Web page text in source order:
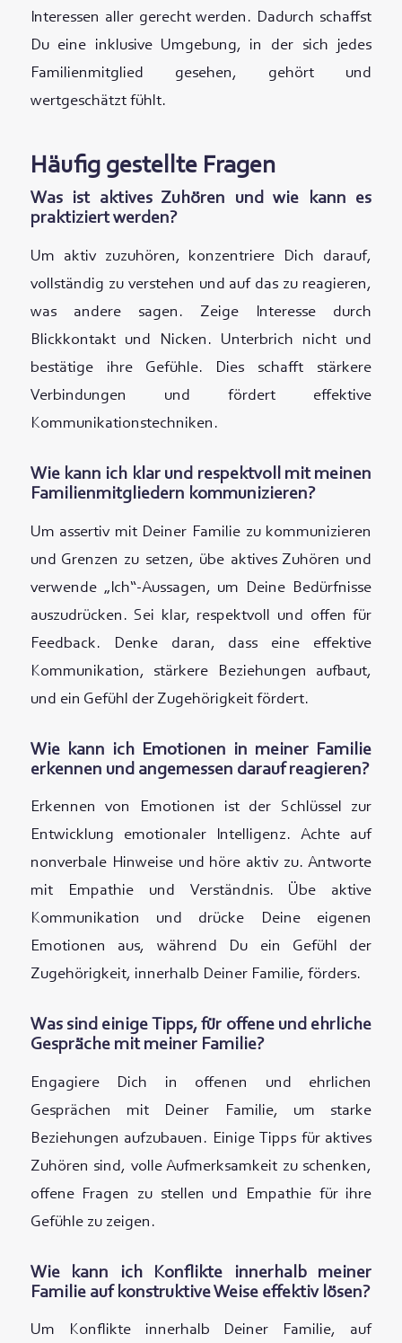
Interessen aller gerecht werden. Dadurch schaffst
Du eine inklusive Umgebung, in der sich jedes
Familienmitglied gesehen, gehört und
wertgeschätzt fühlt.
Häufig gestellte Fragen
Was ist aktives Zuhören und wie kann es
praktiziert werden?
Um aktiv zuzuhören, konzentriere Dich darauf,
vollständig zu verstehen und auf das zu reagieren,
was andere sagen. Zeige Interesse durch
Blickkontakt und Nicken. Unterbrich nicht und
bestätige ihre Gefühle. Dies schafft stärkere
Verbindungen und fördert effektive
Kommunikationstechniken.
Wie kann ich klar und respektvoll mit meinen
Familienmitgliedern kommunizieren?
Um assertiv mit Deiner Familie zu kommunizieren
und Grenzen zu setzen, übe aktives Zuhören und
verwende „Ich“-Aussagen, um Deine Bedürfnisse
auszudrücken. Sei klar, respektvoll und offen für
Feedback. Denke daran, dass eine effektive
Kommunikation, stärkere Beziehungen aufbaut,
und ein Gefühl der Zugehörigkeit fördert.
Wie kann ich Emotionen in meiner Familie
erkennen und angemessen darauf reagieren?
Erkennen von Emotionen ist der Schlüssel zur
Entwicklung emotionaler Intelligenz. Achte auf
nonverbale Hinweise und höre aktiv zu. Antworte
mit Empathie und Verständnis. Übe aktive
Kommunikation und drücke Deine eigenen
Emotionen aus, während Du ein Gefühl der
Zugehörigkeit, innerhalb Deiner Familie, förders.
Was sind einige Tipps, für offene und ehrliche
Gespräche mit meiner Familie?
Engagiere Dich in offenen und ehrlichen
Gesprächen mit Deiner Familie, um starke
Beziehungen aufzubauen. Einige Tipps für aktives
Zuhören sind, volle Aufmerksamkeit zu schenken,
offene Fragen zu stellen und Empathie für ihre
Gefühle zu zeigen.
Wie kann ich Konflikte innerhalb meiner
Familie auf konstruktive Weise effektiv lösen?
Um Konflikte innerhalb Deiner Familie, auf